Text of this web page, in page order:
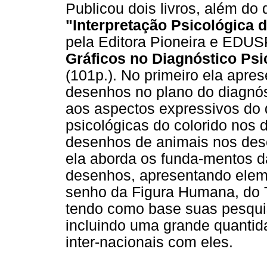
Publicou dois livros, além do
"Interpretação Psicológica
pela Editora Pioneira e
Gráficos no Diagnóstico
(101p.). No primeiro ela
desenhos no plano do
aos aspectos expressivos
psicológicas do colorido nos
desenhos de animais nos
ela aborda os funda-mentos
desenhos, apresentando
senho da Figura Humana,
tendo como base suas
incluindo uma grande
inter-nacionais com eles.